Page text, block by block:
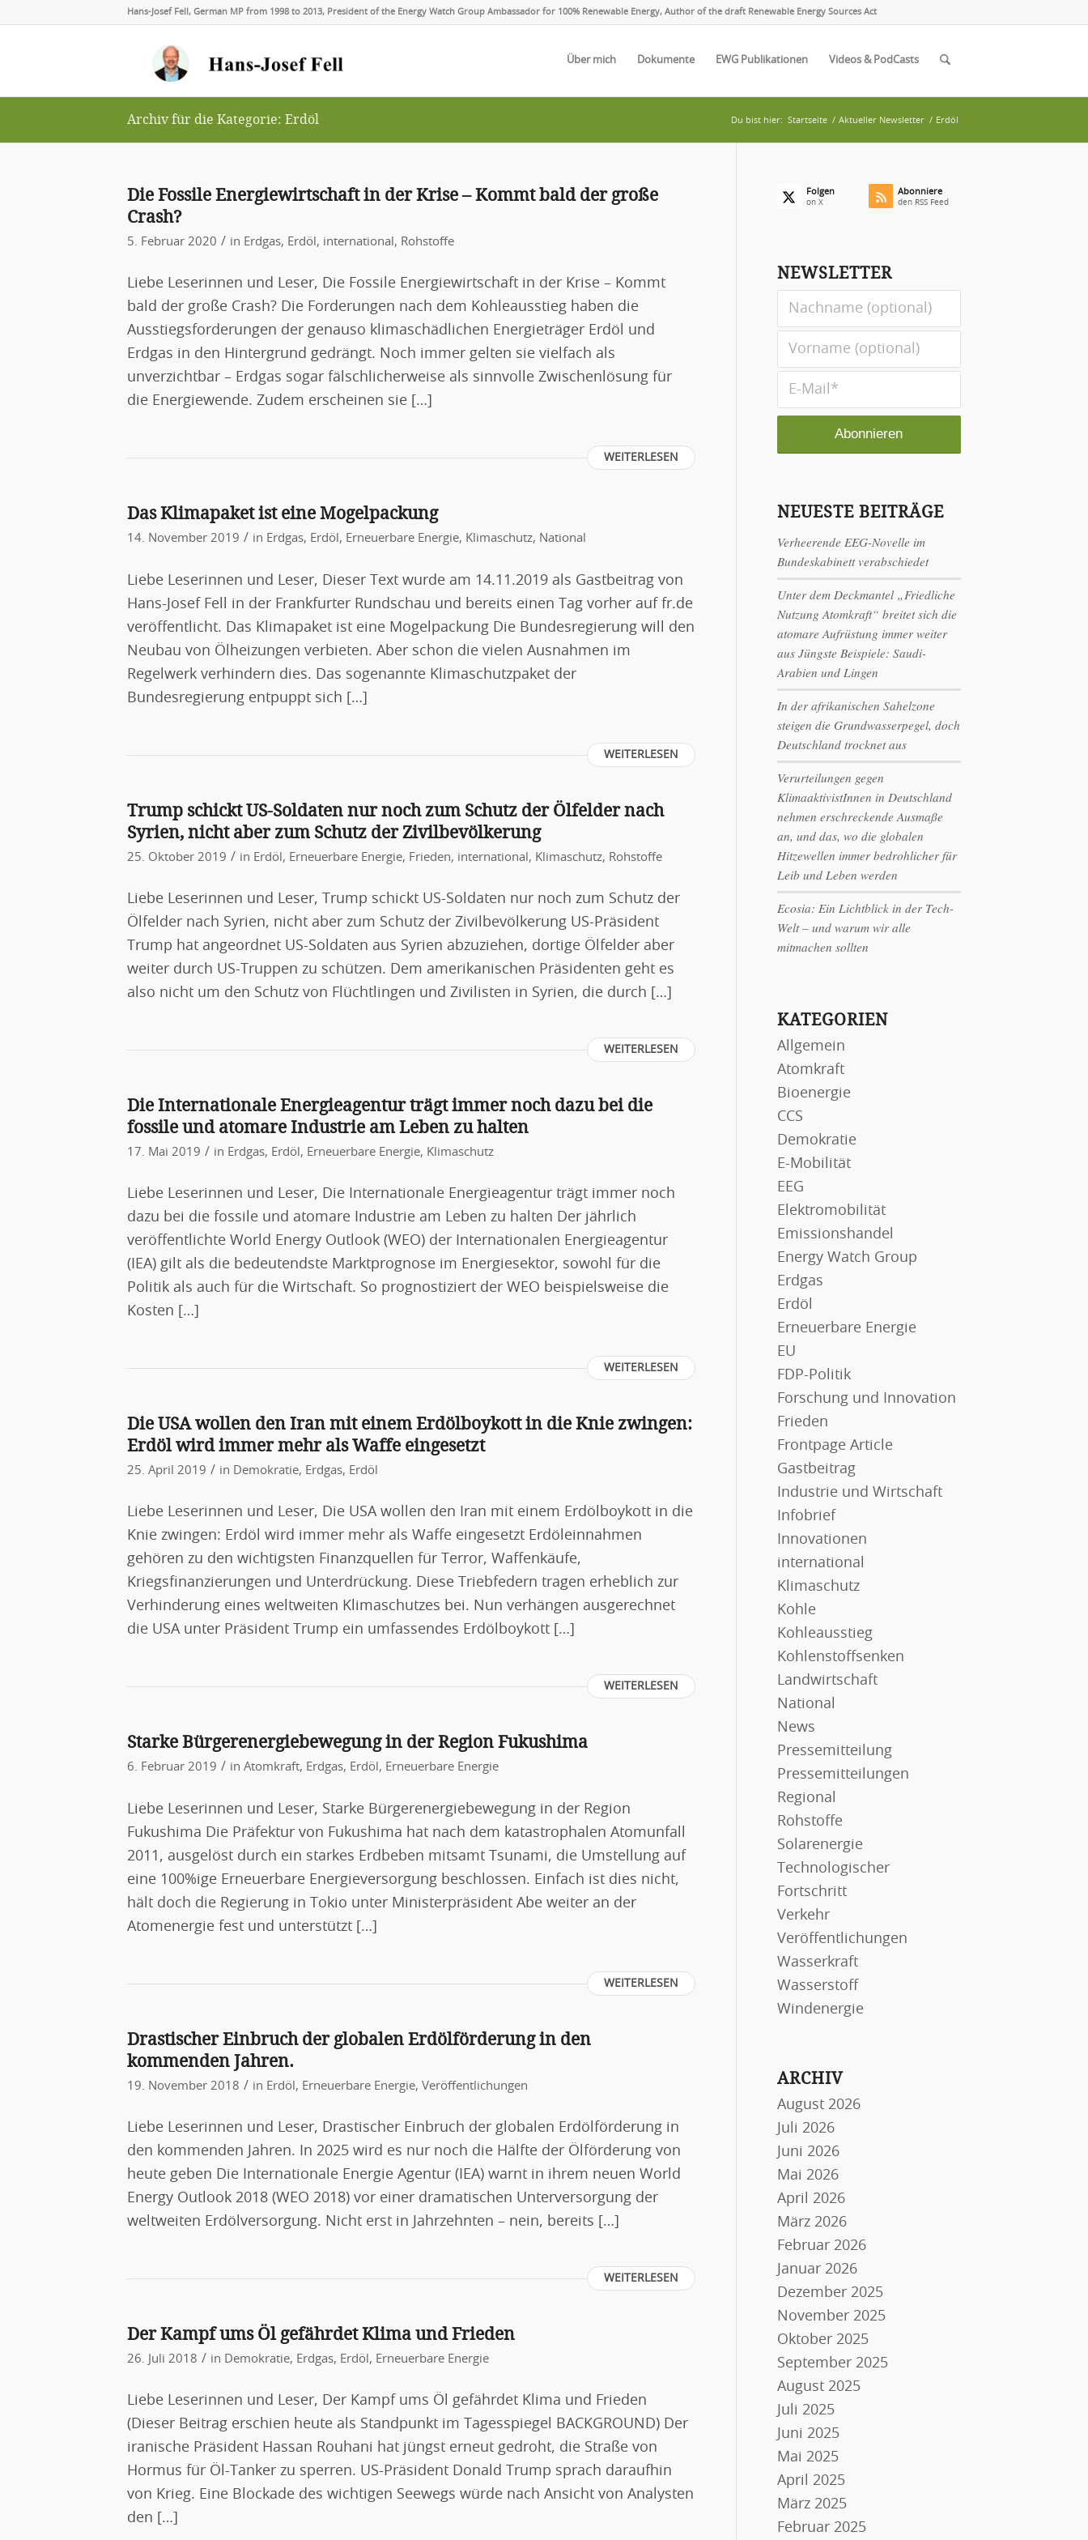
Hans-Josef Fell, German MP from 1998 to 2013, President of the Energy Watch Group Ambassador for 100% Renewable Energy, Author of the draft Renewable Energy Sources Act
Über mich Dokumente EWG Publikationen Videos & PodCasts
Archiv für die Kategorie: Erdöl Du bist hier: Startseite / Aktueller Newsletter / Erdöl
Die Fossile Energiewirtschaft in der Krise – Kommt bald der große
Crash?
5. Februar 2020 / in Erdgas, Erdöl , international , Rohstoffe
Liebe Leserinnen und Leser, Die Fossile Energiewirtschaft in der Krise – Kommt
bald der große Crash? Die Forderungen nach dem Kohleausstieg haben die
Ausstiegsforderungen der genauso klimaschädlichen Energieträger Erdöl und
Erdgas in den Hintergrund gedrängt. Noch immer gelten sie vielfach als
unverzichtbar – Erdgas sogar fälschlicherweise als sinnvolle Zwischenlösung für
die Energiewende. Zudem erscheinen sie […]
WEITERLESEN
Das Klimapaket ist eine Mogelpackung
14. November 2019 / in Erdgas, Erdöl , Erneuerbare Energie, Klimaschutz, National
Liebe Leserinnen und Leser, Dieser Text wurde am 14.11.2019 als Gastbeitrag von
Hans-Josef Fell in der Frankfurter Rundschau und bereits einen Tag vorher auf fr.de
veröffentlicht. Das Klimapaket ist eine Mogelpackung Die Bundesregierung will den
Neubau von Ölheizungen verbieten. Aber schon die vielen Ausnahmen im
Regelwerk verhindern dies. Das sogenannte Klimaschutzpaket der
Bundesregierung entpuppt sich […]
WEITERLESEN
Trump schickt US-Soldaten nur noch zum Schutz der Ölfelder nach
Syrien, nicht aber zum Schutz der Zivilbevölkerung
25. Oktober 2019 / in Erdöl , Erneuerbare Energie, Frieden, international , Klimaschutz, Rohstoffe
Liebe Leserinnen und Leser, Trump schickt US-Soldaten nur noch zum Schutz der
Ölfelder nach Syrien, nicht aber zum Schutz der Zivilbevölkerung US-Präsident
Trump hat angeordnet US-Soldaten aus Syrien abzuziehen, dortige Ölfelder aber
weiter durch US-Truppen zu schützen. Dem amerikanischen Präsidenten geht es
also nicht um den Schutz von Flüchtlingen und Zivilisten in Syrien, die durch […]
WEITERLESEN
Die Internationale Energieagentur trägt immer noch dazu bei die
fossile und atomare Industrie am Leben zu halten
17. Mai 2019 / in Erdgas, Erdöl , Erneuerbare Energie, Klimaschutz
Liebe Leserinnen und Leser, Die Internationale Energieagentur trägt immer noch
dazu bei die fossile und atomare Industrie am Leben zu halten Der jährlich
veröffentlichte World Energy Outlook (WEO) der Internationalen Energieagentur
(IEA) gilt als die bedeutendste Marktprognose im Energiesektor, sowohl für die
Politik als auch für die Wirtschaft. So prognostiziert der WEO beispielsweise die
Kosten […]
WEITERLESEN
Die USA wollen den Iran mit einem Erdölboykott in die Knie zwingen:
Erdöl wird immer mehr als Waffe eingesetzt
25. April 2019 / in Demokratie, Erdgas, Erdöl
Liebe Leserinnen und Leser, Die USA wollen den Iran mit einem Erdölboykott in die
Knie zwingen: Erdöl wird immer mehr als Waffe eingesetzt Erdöleinnahmen
gehören zu den wichtigsten Finanzquellen für Terror, Waffenkäufe,
Kriegsfinanzierungen und Unterdrückung. Diese Triebfedern tragen erheblich zur
Verhinderung eines weltweiten Klimaschutzes bei. Nun verhängen ausgerechnet
die USA unter Präsident Trump ein umfassendes Erdölboykott […]
WEITERLESEN
Starke Bürgerenergiebewegung in der Region Fukushima
6. Februar 2019 / in Atomkraft, Erdgas, Erdöl , Erneuerbare Energie
Liebe Leserinnen und Leser, Starke Bürgerenergiebewegung in der Region
Fukushima Die Präfektur von Fukushima hat nach dem katastrophalen Atomunfall
2011, ausgelöst durch ein starkes Erdbeben mitsamt Tsunami, die Umstellung auf
eine 100%ige Erneuerbare Energieversorgung beschlossen. Einfach ist dies nicht,
hält doch die Regierung in Tokio unter Ministerpräsident Abe weiter an der
Atomenergie fest und unterstützt […]
WEITERLESEN
Drastischer Einbruch der globalen Erdölförderung in den
kommenden Jahren.
19. November 2018 / in Erdöl , Erneuerbare Energie, Veröffentlichungen
Liebe Leserinnen und Leser, Drastischer Einbruch der globalen Erdölförderung in
den kommenden Jahren. In 2025 wird es nur noch die Hälfte der Ölförderung von
heute geben Die Internationale Energie Agentur (IEA) warnt in ihrem neuen World
Energy Outlook 2018 (WEO 2018) vor einer dramatischen Unterversorgung der
weltweiten Erdölversorgung. Nicht erst in Jahrzehnten – nein, bereits […]
WEITERLESEN
Der Kampf ums Öl gefährdet Klima und Frieden
26. Juli 2018 / in Demokratie, Erdgas, Erdöl , Erneuerbare Energie
Liebe Leserinnen und Leser, Der Kampf ums Öl gefährdet Klima und Frieden
(Dieser Beitrag erschien heute als Standpunkt im Tagesspiegel BACKGROUND) Der
iranische Präsident Hassan Rouhani hat jüngst erneut gedroht, die Straße von
Hormus für Öl-Tanker zu sperren. US-Präsident Donald Trump sprach daraufhin
von Krieg. Eine Blockade des wichtigen Seewegs würde nach Ansicht von Analysten
den […]
Folgen
on X
Abonniere
den RSS Feed
NEWSLETTER
NEUESTE BEITRÄGE
Verheerende EEG-Novelle im
Bundeskabinett verabschiedet
Unter dem Deckmantel „Friedliche
Nutzung Atomkraft“ breitet sich die
atomare Aufrüstung immer weiter
aus Jüngste Beispiele: Saudi-
Arabien und Lingen
In der afrikanischen Sahelzone
steigen die Grundwasserpegel, doch
Deutschland trocknet aus
Verurteilungen gegen
KlimaaktivistInnen in Deutschland
nehmen erschreckende Ausmaße
an, und das, wo die globalen
Hitzewellen immer bedrohlicher für
Leib und Leben werden
Ecosia: Ein Lichtblick in der Tech-
Welt – und warum wir alle
mitmachen sollten
KATEGORIEN
Allgemein
Atomkraft
Bioenergie
CCS
Demokratie
E-Mobilität
EEG
Elektromobilität
Emissionshandel
Energy Watch Group
Erdgas
Erdöl
Erneuerbare Energie
EU
FDP-Politik
Forschung und Innovation
Frieden
Frontpage Article
Gastbeitrag
Industrie und Wirtschaft
Infobrief
Innovationen
international
Klimaschutz
Kohle
Kohleausstieg
Kohlenstoffsenken
Landwirtschaft
National
News
Pressemitteilung
Pressemitteilungen
Regional
Rohstoffe
Solarenergie
Technologischer
Fortschritt
Verkehr
Veröffentlichungen
Wasserkraft
Wasserstoff
Windenergie
ARCHIV
August 2026
Juli 2026
Juni 2026
Mai 2026
April 2026
März 2026
Februar 2026
Januar 2026
Dezember 2025
November 2025
Oktober 2025
September 2025
August 2025
Juli 2025
Juni 2025
Mai 2025
April 2025
März 2025
Februar 2025